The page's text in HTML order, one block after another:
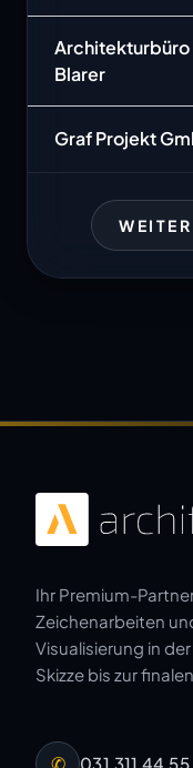
Architekturbüro
Blarer
Graf Projekt
Ihr Premium-
Zeichenarbeiten
Visualisierung in
Skizze bis zur
031 311 44 55